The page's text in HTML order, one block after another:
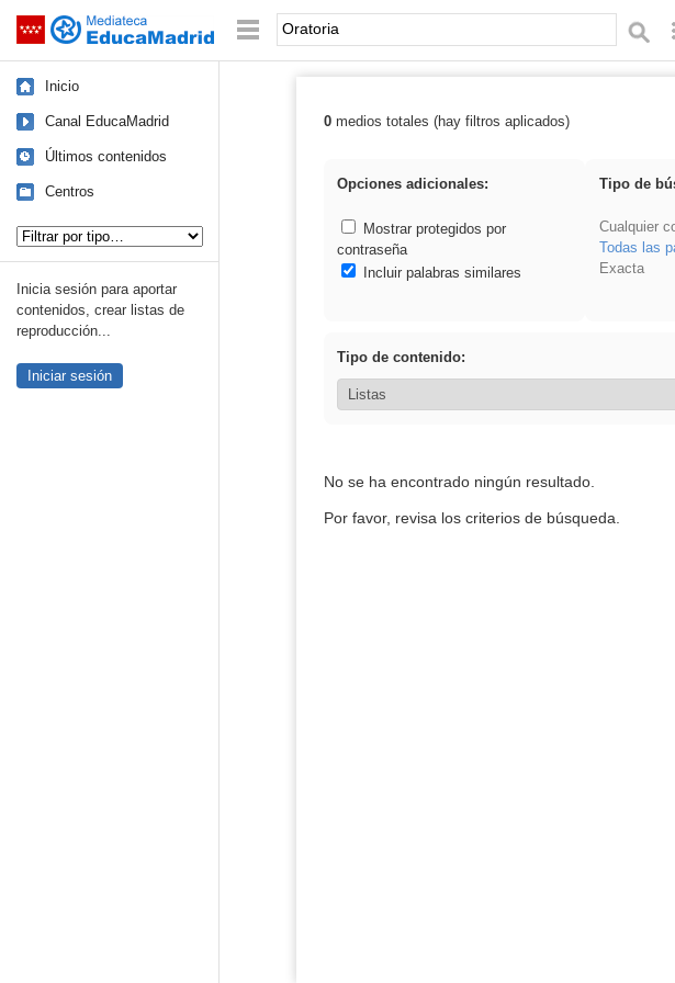
Saltar navegación Palabra o frase:
Inicio
Canal EducaMadrid
Últimos contenidos
Centros
Inicia sesión para aportar
contenidos, crear listas de
reproducción...
Iniciar sesión
Resultados de: Oratoria
0medios totales (hay filtros aplicados)
Opciones adicionales:
Mostrar protegidos por
contraseña
Incluir palabras similares
Tipo de
Cualquier
Todas las
Exacta
Tipo de contenido:
No se ha encontrado ningún resultado.
Por favor, revisa los criterios de búsqueda.